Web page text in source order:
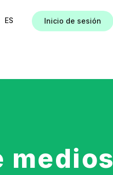
ES Inicio de sesión
medios